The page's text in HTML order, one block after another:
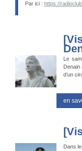
Par ici : https://
Le
Denain
d’un
en
Dans